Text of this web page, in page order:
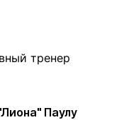
Паулу